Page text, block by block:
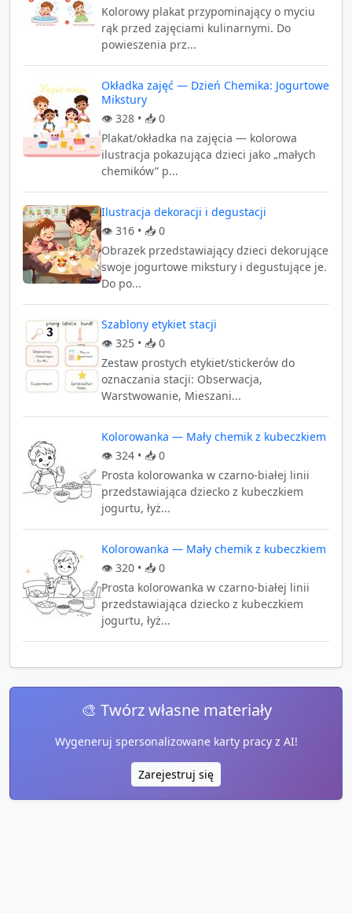
Kolorowy plakat przypominający o myciu
rąk przed zajęciami kulinarnymi. Do
powieszenia prz...
Okładka zajęć — Dzień Chemika: Jogurtowe
Mikstury
👁️ 328 • 📥 0
Plakat/okładka na zajęcia — kolorowa
ilustracja pokazująca dzieci jako „małych
chemików” p...
Ilustracja dekoracji i degustacji
👁️ 316 • 📥 0
Obrazek przedstawiający dzieci dekorujące
swoje jogurtowe mikstury i degustujące je.
Do po...
Szablony etykiet stacji
👁️ 325 • 📥 0
Zestaw prostych etykiet/stickerów do
oznaczania stacji: Obserwacja,
Warstwowanie, Mieszani...
Kolorowanka — Mały chemik z kubeczkiem
👁️ 324 • 📥 0
Prosta kolorowanka w czarno-białej linii
przedstawiająca dziecko z kubeczkiem
jogurtu, łyż...
Kolorowanka — Mały chemik z kubeczkiem
👁️ 320 • 📥 0
Prosta kolorowanka w czarno-białej linii
przedstawiająca dziecko z kubeczkiem
jogurtu, łyż...
🎨 Twórz własne materiały
Wygeneruj spersonalizowane karty pracy z AI!
Zarejestruj się